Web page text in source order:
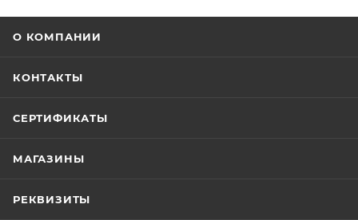
О КОМПАНИИ
КОНТАКТЫ
СЕРТИФИКАТЫ
МАГАЗИНЫ
РЕКВИЗИТЫ